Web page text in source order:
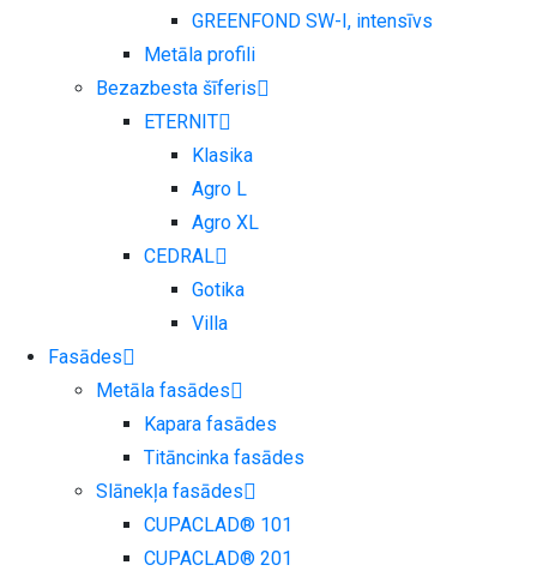
GREENFOND SW-I, intensīvs
Metāla profili
Bezazbesta šīferis
ETERNIT
Klasika
Agro L
Agro XL
CEDRAL
Gotika
Villa
Fasādes
Metāla fasādes
Kapara fasādes
Titāncinka fasādes
Slānekļa fasādes
CUPACLAD® 101
CUPACLAD® 201